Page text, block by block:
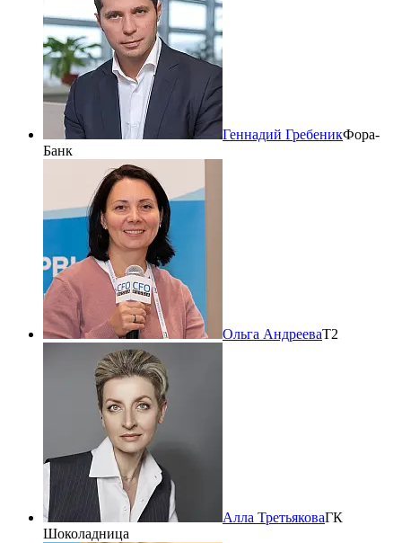
Геннадий ГребеникФора-
Банк
Ольга АндрееваТ2
Алла ТретьяковаГК
Шоколадница